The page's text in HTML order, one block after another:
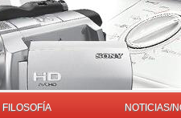
FILOSOFÍA NOTICIAS/